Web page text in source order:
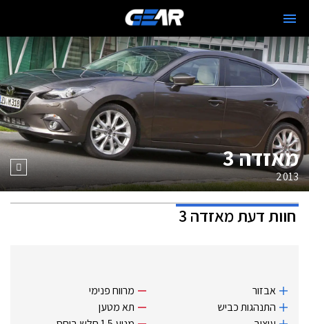
מאזדה 3
2013
חוות דעתמאזדה 3
אבזור
התנהגות כביש
מרווח פנימי
תא מטען